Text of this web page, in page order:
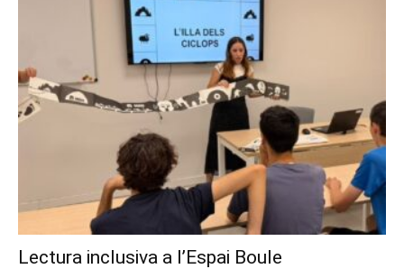
Lectura inclusiva a l’Espai Boule